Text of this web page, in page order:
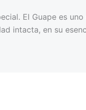
El Guape es
intacta, en su